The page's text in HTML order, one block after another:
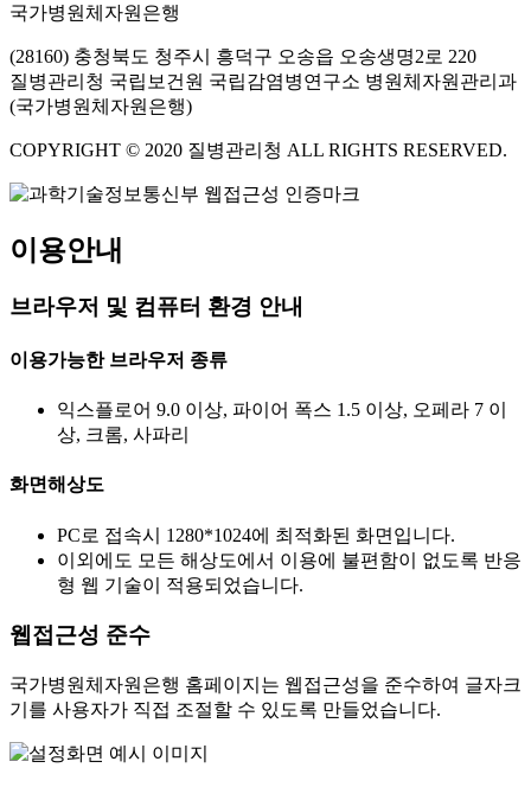
국가병원체자원은행
(28160) 충청북도 청주시 흥덕구 오송읍 오송생명2로 220
질병관리청 국립보건원 국립감염병연구소 병원체자원관리과
(국가병원체자원은행)
COPYRIGHT © 2020 질병관리청 ALL RIGHTS RESERVED.
이용안내
브라우저 및 컴퓨터 환경 안내
이용가능한 브라우저 종류
익스플로어 9.0 이상, 파이어 폭스 1.5 이상, 오페라 7 이
상, 크롬, 사파리
화면해상도
PC로 접속시 1280*1024에 최적화된 화면입니다.
이외에도 모든 해상도에서 이용에 불편함이 없도록 반응
형 웹 기술이 적용되었습니다.
웹접근성 준수
국가병원체자원은행 홈페이지는 웹접근성을 준수하여 글자크
기를 사용자가 직접 조절할 수 있도록 만들었습니다.